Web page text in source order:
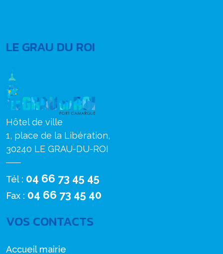
LE GRAU DU ROI
Hôtel de ville
1, place de la Libération,
30240 LE GRAU-DU-ROI
Tél : 04 66 73 45 45
Fax : 04 66 73 45 40
VOS CONTACTS
Accueil mairie